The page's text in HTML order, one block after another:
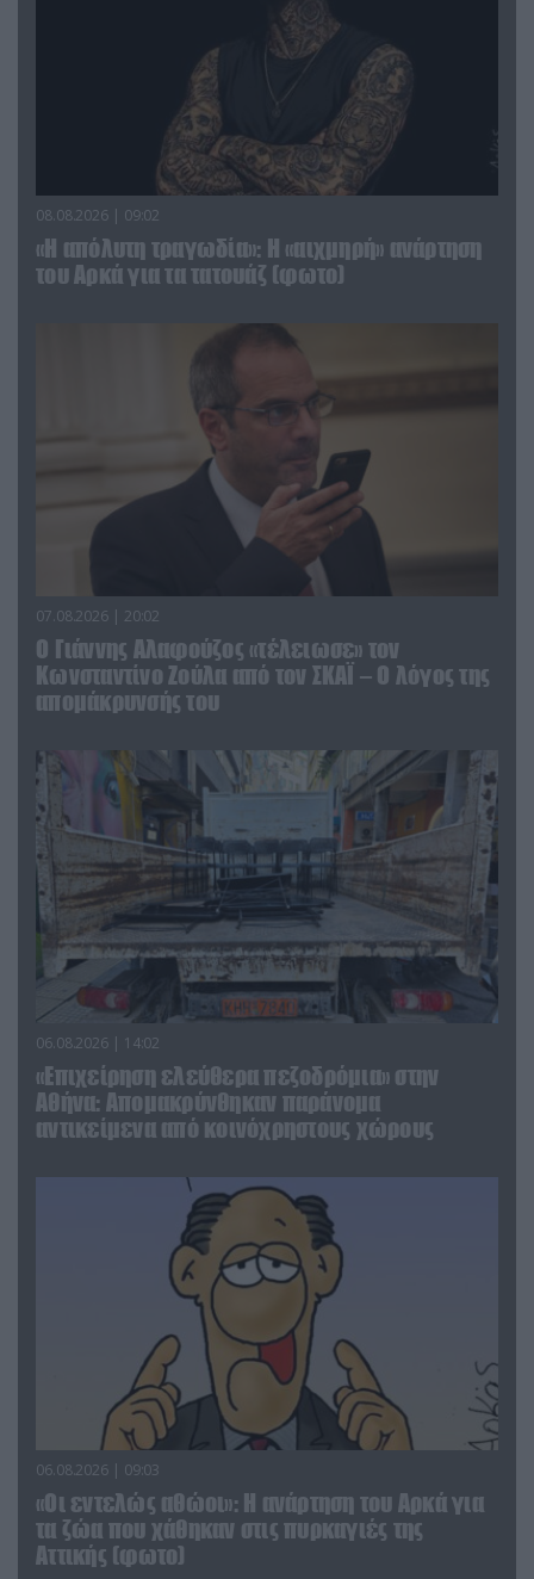
08.08.2026 | 09:02
«Η απόλυτη τραγωδία»: Η «αιχμηρή» ανάρτηση
του Αρκά για τα τατουάζ (φωτο)
07.08.2026 | 20:02
Ο Γιάννης Αλαφούζος «τέλειωσε» τον
Κωνσταντίνο Ζούλα από τον ΣΚΑΪ – Ο λόγος της
απομάκρυνσής του
06.08.2026 | 14:02
«Επιχείρηση ελεύθερα πεζοδρόμια» στην
Αθήνα: Απομακρύνθηκαν παράνομα
αντικείμενα από κοινόχρηστους χώρους
06.08.2026 | 09:03
«Οι εντελώς αθώοι»: Η ανάρτηση του Αρκά για
τα ζώα που χάθηκαν στις πυρκαγιές της
Αττικής (φωτο)